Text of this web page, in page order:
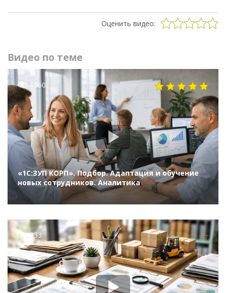
Оценить видео:
Видео по теме
1560
«1С:ЗУП КОРП». Подбор. Адаптация и обучение
новых сотрудников. Аналитика
233